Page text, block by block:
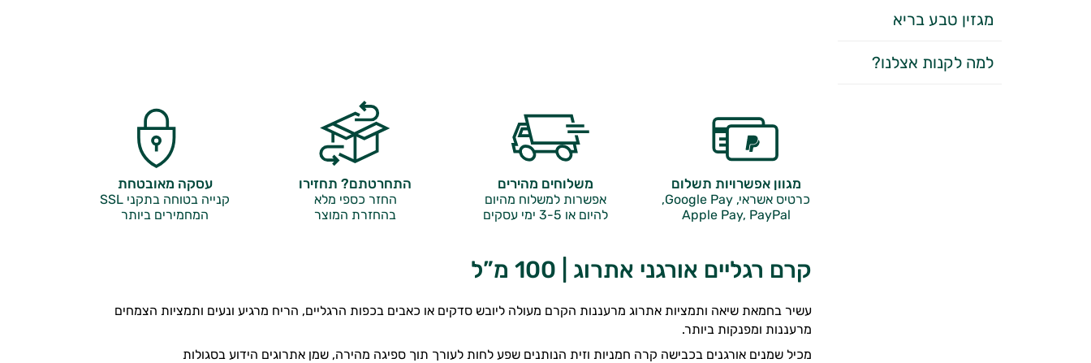
מגזין טבע בריא
למה לקנות אצלנו?
מגוון אפשרויות תשלום
כרטיס אשראי, Google Pay,
Apple Pay, PayPal
משלוחים מהירים
אפשרות למשלוח מהיום
להיום או 3-5 ימי עסקים
התחרטתם? תחזירו
החזר כספי מלא
בהחזרת המוצר
עסקה מאובטחת
קנייה בטוחה בתקני SSL
המחמירים ביותר
קרם רגליים אורגני אתרוג | 100 מ”ל
עשיר בחמאת שיאה ותמציות אתרוג מרעננות הקרם מעולה ליובש סדקים או כאבים בכפות הרגליים, הריח מרגיע ונעים ותמציות הצמחים
מרעננות ומפנקות ביותר.
מכיל שמנים אורגנים בכבישה קרה חמניות וזית הנותנים שפע לחות לעורך תוך ספיגה מהירה, שמן אתרוגים הידוע בסגולות